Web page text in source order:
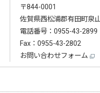
〒844-0001
佐賀県西松浦郡有田町泉
電話番号： 0955-43-2899
Fax：0955-43-2802
お問い合わせフォーム